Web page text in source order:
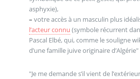
asphyxie),
– votre accès à un masculin plus
l’acteur connu (symbole récurrent
Pascal Elbé, qui, comme le souligne
d’une famille juive originaire d’Algérie"
"Je me demande s’il vient de